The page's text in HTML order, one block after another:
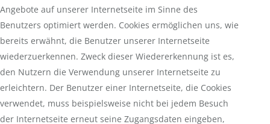
Angebote auf unserer Internetseite im Sinne des
Benutzers optimiert werden. Cookies ermöglichen uns, wie
bereits erwähnt, die Benutzer unserer Internetseite
wiederzuerkennen. Zweck dieser Wiedererkennung ist es,
den Nutzern die Verwendung unserer Internetseite zu
erleichtern. Der Benutzer einer Internetseite, die Cookies
verwendet, muss beispielsweise nicht bei jedem Besuch
der Internetseite erneut seine Zugangsdaten eingeben,